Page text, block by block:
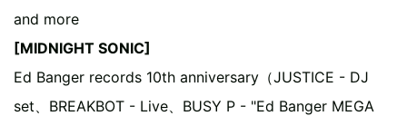
and more
[MIDNIGHT SONIC]
Ed Banger records 10th anniversary（JUSTICE - DJ
set、BREAKBOT - Live、BUSY P - "Ed Banger MEGA